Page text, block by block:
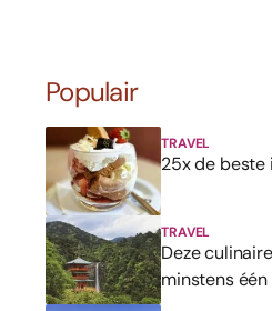
Populair
TRAVEL
25x de beste
TRAVEL
Deze
minstens